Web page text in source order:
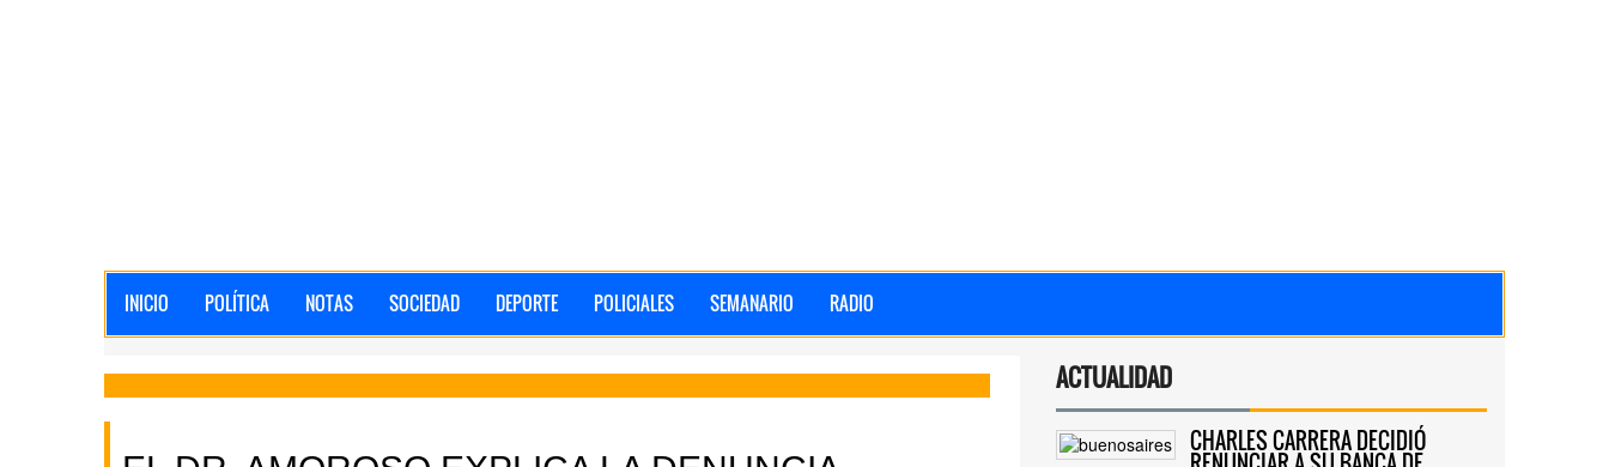
INICIO POLÍTICA NOTAS SOCIEDAD DEPORTE POLICIALES SEMANARIO RADIO
ACTUALIDAD
CHARLES CARRERA DECIDIÓ